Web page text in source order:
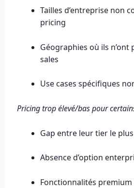
Tailles d’entreprise non
pricing
Géographies où ils n’ont
sales
Use cases spécifiques
Pricing trop élevé/bas pour
Gap entre leur tier le
Absence d’option
Fonctionnalités premium